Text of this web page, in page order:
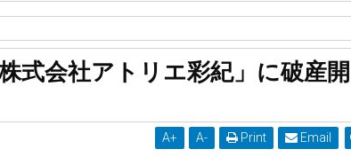
案製作 繊維製品二次加工
破産開始決定
式会社アトリエ彩紀」に破産開
A+ A- Print Email